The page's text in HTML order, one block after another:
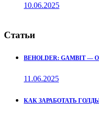
10.06.2025
Статьи
BEHOLDER: GAMBIT
11.06.2025
КАК ЗАРАБОТАТЬ